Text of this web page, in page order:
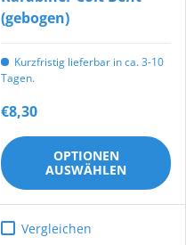
(gebogen)
Kurzfristig lieferbar in ca. 3-10
Tagen.
€8,30
OPTIONEN
AUSWÄHLEN
Vergleichen